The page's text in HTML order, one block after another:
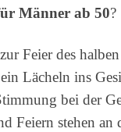
Männer ab 50?
Feier des
Lächeln ins
bei der
Feiern stehen an